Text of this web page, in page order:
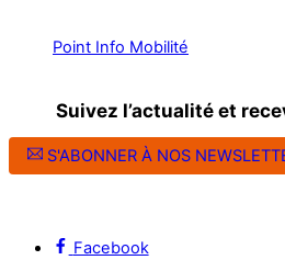
Point Info Mobilité
Suivez l’actualité et
S'ABONNER À NOS
Facebook